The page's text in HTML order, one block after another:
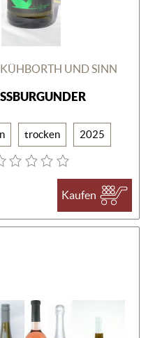
UND SINN
trocken 2025
Kaufen